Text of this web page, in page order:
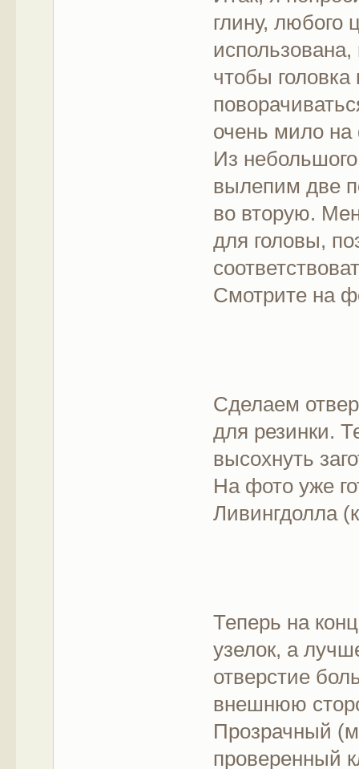
глину, любого
чтобы
очень мило на
Из
вылепим две
во вторую.
для головы,
Смотрите на
Сделаем
для резинки.
высохнуть
На фото уже
Ливингдолла
Теперь на
узелок, а
отверстие
внешнюю
Прозрачный
проверенный